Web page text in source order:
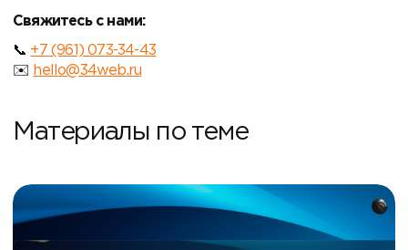
Свяжитесь с нами:
+7 (961) 073-34-43
hello@34web.ru
Материалы по теме